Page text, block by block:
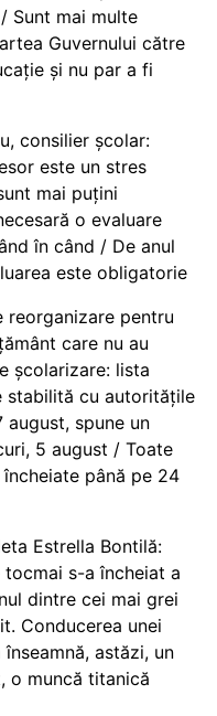
Sunt mai multe
Guvernului către
și nu par a fi
consilier școlar:
este un stres
mai puțini
o evaluare
în când / De anul
este obligatorie
reorganizare pentru
care nu au
școlarizare: lista
stabilită cu autoritățile
august, spune un
5 august / Toate
până pe 24
Estrella Bontilă:
s-a încheiat a
dintre cei mai grei
Conducerea unei
astăzi, un
o muncă titanică